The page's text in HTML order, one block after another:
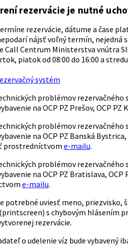
rezervácie je nutné
rezervácie, dátume a čase
nájsť voľný termín, nejedná
Centrum Ministerstva vnútra
piatok od 08:00 do 16:00 a stredu
systém
problémov
na OCP PZ Prešov, OCP
problémov
na OCP PZ Banská
prostredníctvome-mailu.
problémov
na OCP PZ Bratislava, OCP
e-mailu.
potrebné uviesť meno,
s chybovým hlásením
rezervácie.
o udelenie víz bude vybavený